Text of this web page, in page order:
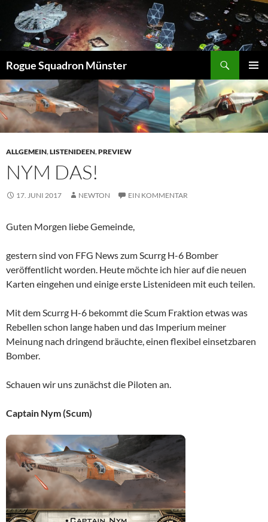
Rogue Squadron Münster
MENÜ
INHALT
SPRINGEN
ALLGEMEIN,LISTENIDEEN,PREVIEW
NYM DAS!
17. JUNI 2017 NEWTON EIN KOMMENTAR
Guten Morgen liebe Gemeinde,
gestern sind von FFG News zum Scurrg H-6 Bomber
veröffentlicht worden. Heute möchte ich hier auf die neuen
Karten eingehen und einige erste Listenideen mit euch teilen.
Mit dem Scurrg H-6 bekommt die Scum Fraktion etwas was
Rebellen schon lange haben und das Imperium meiner
Meinung nach dringend bräuchte, einen flexibel einsetzbaren
Bomber.
Schauen wir uns zunächst die Piloten an.
Captain Nym (Scum)